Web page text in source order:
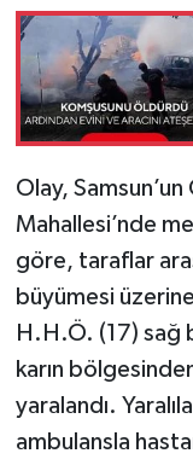
Olay,
Mahallesi’nde
göre, taraflar
büyümesi
H.H.Ö. (17) sağ
karın
yaralandı.
ambulansla